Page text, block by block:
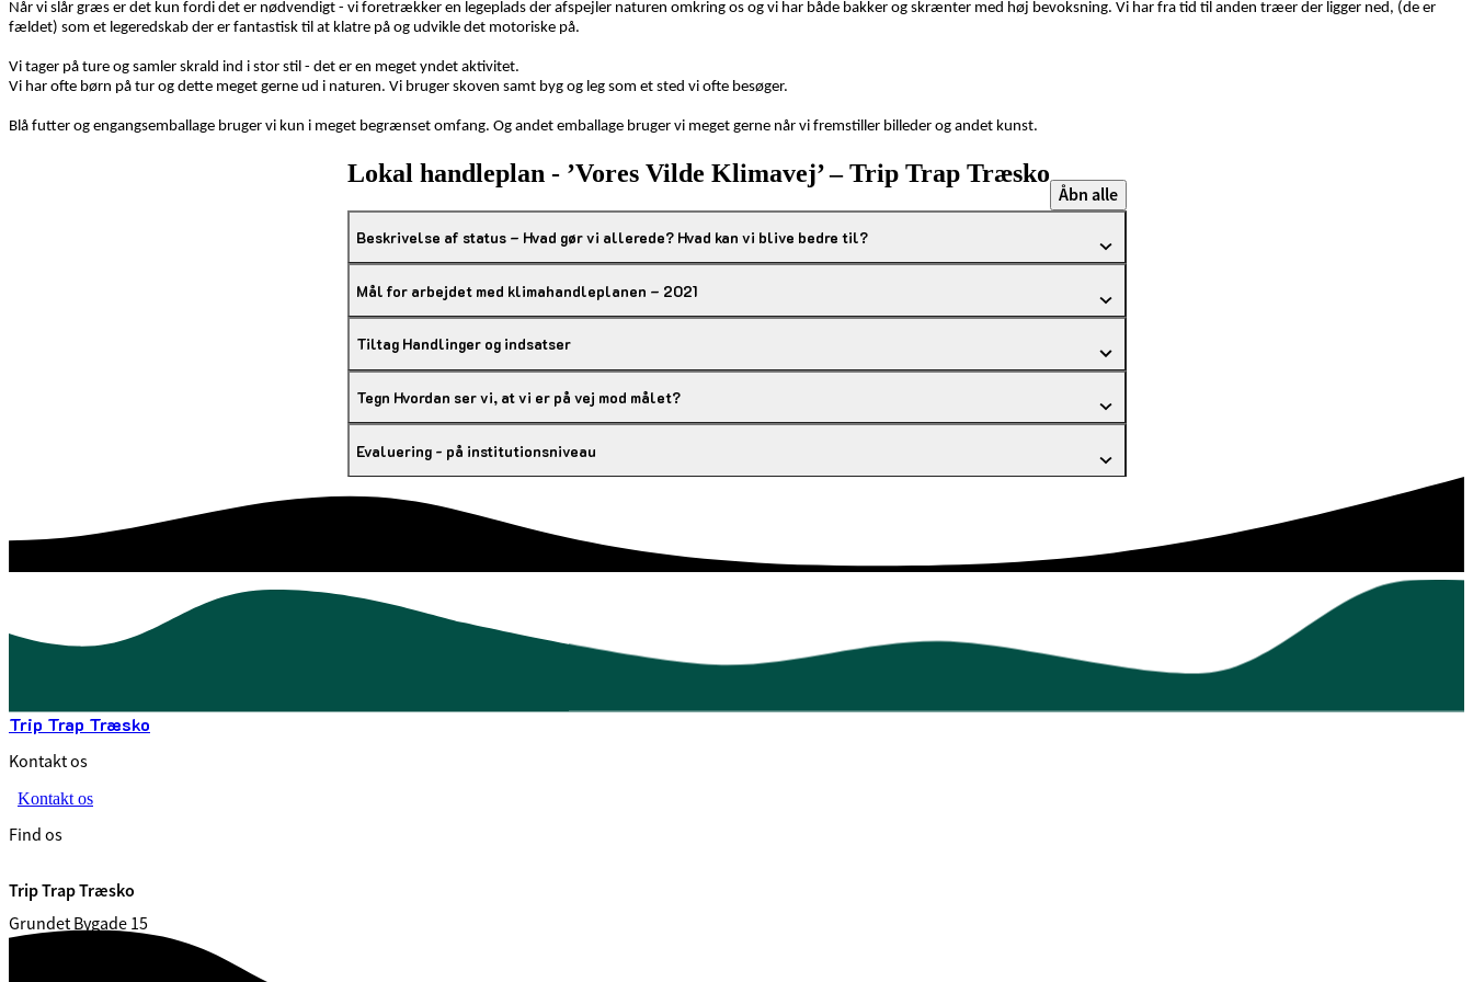
Når vi slår græs er det kun fordi det er nødvendigt - vi foretrækker en legeplads der afspejler naturen omkring os og vi har både bakker og skrænter med høj bevoksning. Vi har fra tid til anden træer der ligger ned, (de er
fældet) som et legeredskab der er fantastisk til at klatre på og udvikle det motoriske på.
Vi tager på ture og samler skrald ind i stor stil - det er en meget yndet aktivitet.
Vi har ofte børn på tur og dette meget gerne ud i naturen. Vi bruger skoven samt byg og leg som et sted vi ofte besøger.
Blå futter og engangsemballage bruger vi kun i meget begrænset omfang. Og andet emballage bruger vi meget gerne når vi fremstiller billeder og andet kunst.
Lokal handleplan - ’Vores Vilde Klimavej’ – Trip Trap Træsko
Åbn alle
Beskrivelse af status – Hvad gør vi allerede? Hvad kan vi blive bedre til?
Mål for arbejdet med klimahandleplanen – 2021
Tiltag Handlinger og indsatser
Tegn Hvordan ser vi, at vi er på vej mod målet?
Evaluering - på institutionsniveau
Trip Trap Træsko
Kontakt os
Kontakt os
Find os
Trip Trap Træsko
Grundet Bygade 15